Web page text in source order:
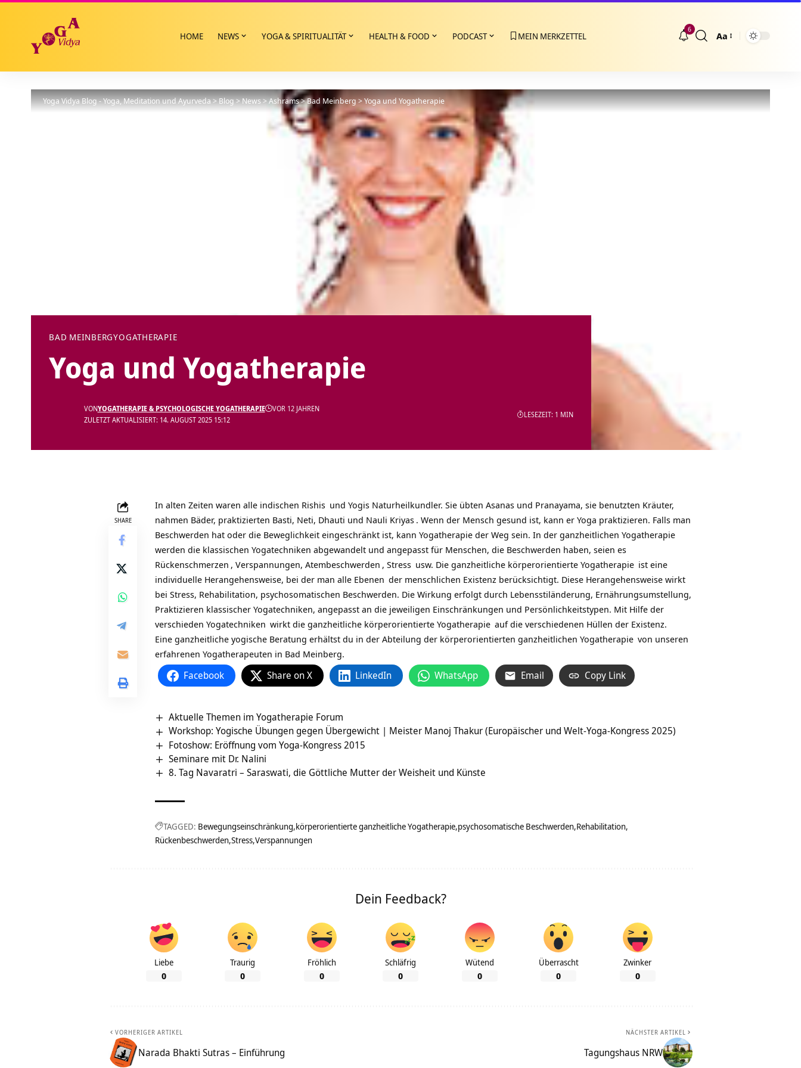
HOME NEWS YOGA & SPIRITUALITÄT HEALTH & FOOD PODCAST MEIN MERKZETTEL
6
Größenänderung
Aa
Yoga Vidya Blog - Yoga, Meditation und Ayurveda>Blog>News>Ashrams>Bad Meinberg>Yoga und Yogatherapie
BAD MEINBERGYOGATHERAPIE
Yoga und Yogatherapie
ZULETZT AKTUALISIERT: 14. AUGUST 2025 15:12
VONYOGATHERAPIE & PSYCHOLOGISCHE YOGATHERAPIE VOR 12 JAHREN
LESEZEIT: 1 MIN
SHARE
In alten Zeiten waren alle indischen Rishis und Yogis Naturheilkundler. Sie übten Asanas und Pranayama, sie benutzten Kräuter,
nahmen Bäder, praktizierten Basti, Neti, Dhauti und Nauli Kriyas . Wenn der Mensch gesund ist, kann er Yoga praktizieren. Falls man
Beschwerden hat oder die Beweglichkeit eingeschränkt ist, kann Yogatherapie der Weg sein. In der ganzheitlichen Yogatherapie
werden die klassischen Yogatechniken abgewandelt und angepasst für Menschen, die Beschwerden haben, seien es
Rückenschmerzen , Verspannungen, Atembeschwerden , Stress usw. Die ganzheitliche körperorientierte Yogatherapie ist eine
individuelle Herangehensweise, bei der man alle Ebenen der menschlichen Existenz berücksichtigt. Diese Herangehensweise wirkt
bei Stress, Rehabilitation, psychosomatischen Beschwerden. Die Wirkung erfolgt durch Lebensstiländerung, Ernährungsumstellung,
Praktizieren klassischer Yogatechniken, angepasst an die jeweiligen Einschränkungen und Persönlichkeitstypen. Mit Hilfe der
verschieden Yogatechniken wirkt die ganzheitliche körperorientierte Yogatherapie auf die verschiedenen Hüllen der Existenz.
Eine ganzheitliche yogische Beratung erhältst du in der Abteilung der körperorientierten ganzheitlichen Yogatherapie von unseren
erfahrenen Yogatherapeuten in Bad Meinberg.
Facebook Share on X LinkedIn WhatsApp Email Copy Link
Aktuelle Themen im Yogatherapie Forum
Workshop: Yogische Übungen gegen Übergewicht | Meister Manoj Thakur (Europäischer und Welt-Yoga-Kongress 2025)
Fotoshow: Eröffnung vom Yoga-Kongress 2015
Seminare mit Dr. Nalini
8. Tag Navaratri – Saraswati, die Göttliche Mutter der Weisheit und Künste
TAGGED: Bewegungseinschränkung körperorientierte ganzheitliche Yogatherapie psychosomatische Beschwerden Rehabilitation
Rückenbeschwerden Stress Verspannungen
Dein Feedback?
Liebe
0
Traurig
0
Fröhlich
0
Schläfrig
0
Wütend
0
Überrascht
0
Zwinker
0
VORHERIGER ARTIKEL
Narada Bhakti Sutras – Einführung
NÄCHSTER ARTIKEL
Tagungshaus NRW